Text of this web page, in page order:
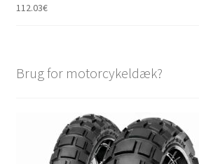
112.03€
Brug for motorcykeldæk?